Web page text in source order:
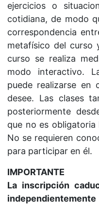
ejercicios o
cotidiana, de modo
correspondencia
metafísico del curso
curso se realiza
modo interactivo.
puede realizarse en
desee. Las clases
posteriormente
que no es obligatoria
No se requieren
para participar en él.
IMPORTANTE
La inscripción